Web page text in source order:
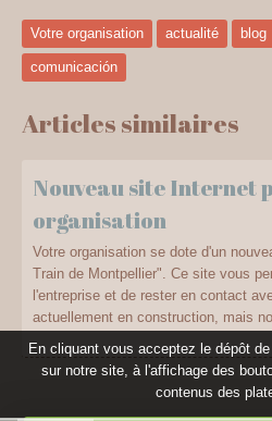
Votre organisation actualité blog
comunicación
Articles similaires
Nouveau site Internet
organisation
Votre organisation se dote d'un
Train de Montpellier". Ce site vous
l'entreprise et de rester en contact
actuellement en construction, mais
En cliquant vous acceptez le dépôt
sur notre site, à l'affichage des
contenus des